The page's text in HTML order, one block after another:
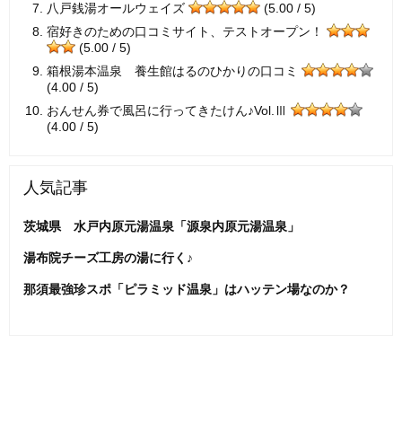
八戸銭湯オールウェイズ
(5.00 / 5)
宿好きのための口コミサイト、テストオープン！
(5.00 / 5)
箱根湯本温泉 養生館はるのひかりの口コミ
(4.00 / 5)
おんせん券で風呂に行ってきたけん♪Vol.Ⅲ
(4.00 / 5)
人気記事
茨城県 水戸内原元湯温泉「源泉内原元湯温泉」
湯布院チーズ工房の湯に行く♪
那須最強珍スポ「ピラミッド温泉」はハッテン場なのか？